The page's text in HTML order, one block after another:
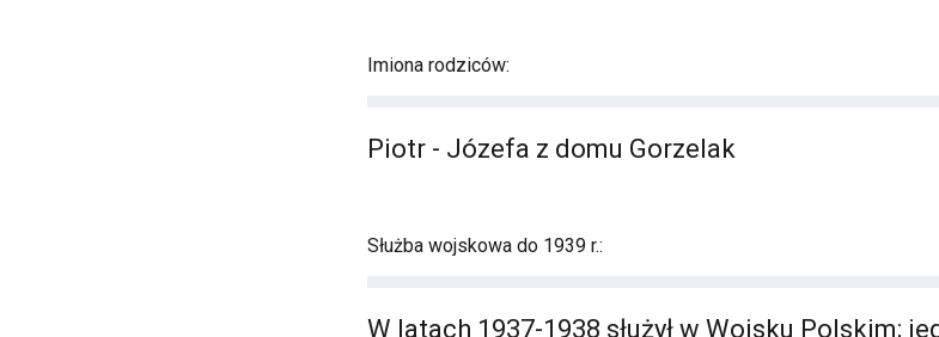
Imiona rodziców:
Piotr - Józefa z domu Gorzelak
Służba wojskowa do 1939 r.:
W latach 1937-1938 służył w Wojsku Polskim;